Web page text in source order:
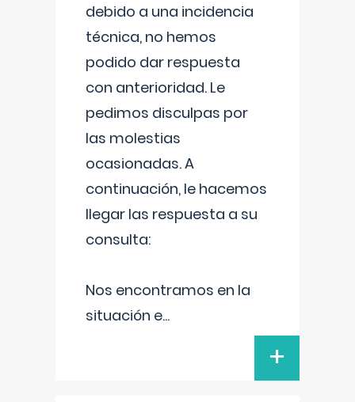
debido a una incidencia
técnica, no hemos
podido dar respuesta
con anterioridad. Le
pedimos disculpas por
las molestias
ocasionadas. A
continuación, le hacemos
llegar las respuesta a su
consulta:
Nos encontramos en la
situación e...
+